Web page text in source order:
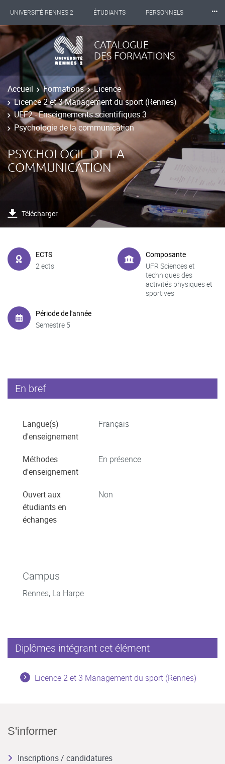
UNIVERSITÉ RENNES 2 ÉTUDIANTS PERSONNELS
INTERNATIONAL PROFESSIONNELS BIBLIOTHÈQUES
LES NOUVELLES DE RENNES 2
⸱⸱⸱
CATALOGUE
DES FORMATIONS
Accueil Formations
Licence
Licence 2 et 3 Management du sport (Rennes)
UEF2 - Enseignements scientifiques 3
Psychologie de la communication
PSYCHOLOGIE DE LA
COMMUNICATION
Télécharger
ECTS
2 ects
Composante
UFR Sciences et
techniques des
activités physiques et
sportives
Période de l'année
Semestre 5
En bref
Langue(s)
d'enseignement
Français
Méthodes
d'enseignement
En présence
Ouvert aux
étudiants en
échanges
Non
Campus
Rennes, La Harpe
Diplômes intégrant cet élément
Licence 2 et 3 Management du sport (Rennes)
S'informer
Inscriptions / candidatures